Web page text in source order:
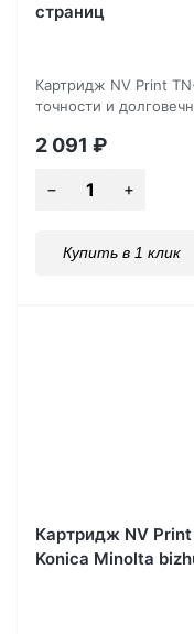
страниц
Картридж NV Print
точности и
2 091 ₽
Купить в 1 клик
Картридж NV
Konica Minolta